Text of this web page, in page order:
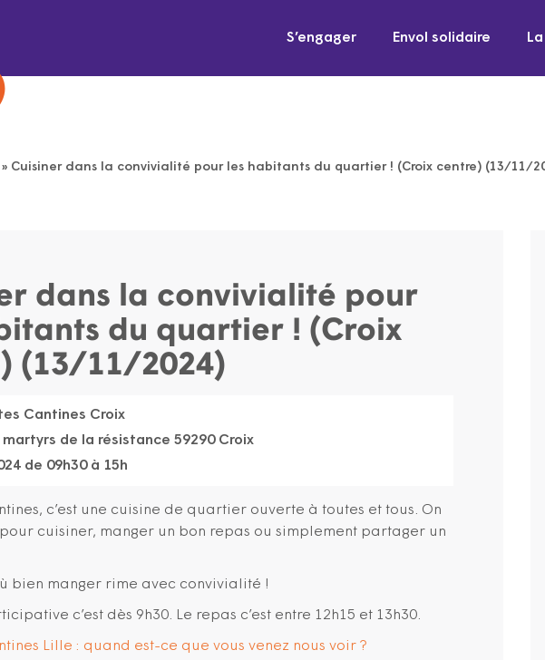
S’engager Envol solidaire
» Cuisiner dans la convivialité pour les habitants du quartier ! (Croix centre) (13/11/
dans la convivialité pour
du quartier ! (Croix
(13/11/2024)
Cantines Croix
de la résistance 59290 Croix
de 09h30 à 15h
c’est une cuisine de quartier ouverte à toutes et tous. On
pour cuisiner, manger un bon repas ou simplement partager un
bien manger rime avec convivialité !
c’est dès 9h30. Le repas c’est entre 12h15 et 13h30.
Lille : quand est-ce que vous venez nous voir ?